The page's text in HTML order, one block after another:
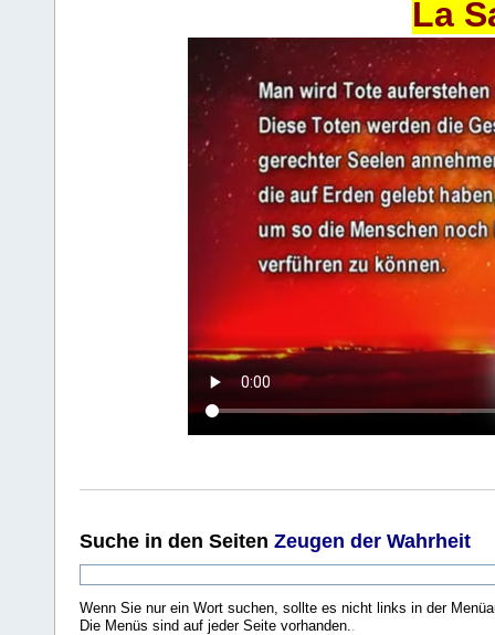
La
Suche in den Seiten Zeugen der Wahrheit
Wenn Sie nur ein Wort suchen, sollte es nicht links in der
Die Menüs sind auf jeder Seite vorhanden.